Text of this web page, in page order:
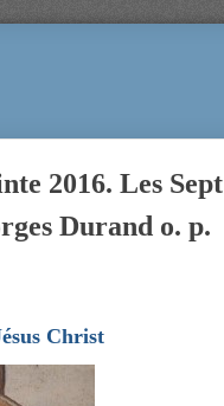
2016. Les Sept
Durand o. p.
Christ